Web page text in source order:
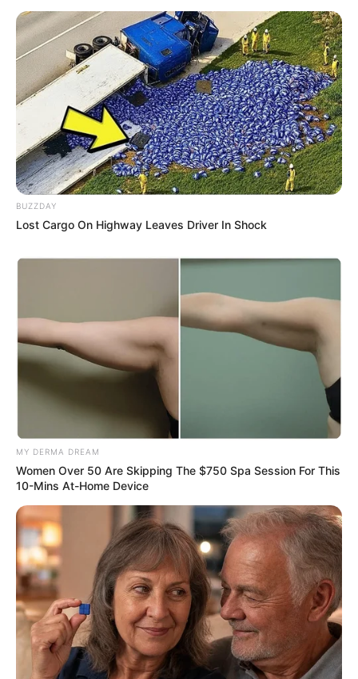
Serem! 9 Chat Ojek Online &
Pelanggan Ini Bikin Auto
Merinding
BUZZDAY
Lost Cargo On Highway Leaves Driver In Shock
MY DERMA DREAM
Women Over 50 Are Skipping The $750 Spa Session For This
10-Mins At-Home Device